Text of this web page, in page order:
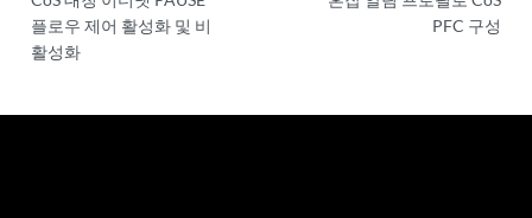
플로우 제어 활성화 및 비
활성화
PFC 구성